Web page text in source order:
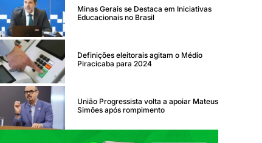
Minas Gerais se Destaca em Iniciativas
Educacionais no Brasil
Definições eleitorais agitam o Médio
Piracicaba para 2024
União Progressista volta a apoiar Mateus
Simões após rompimento